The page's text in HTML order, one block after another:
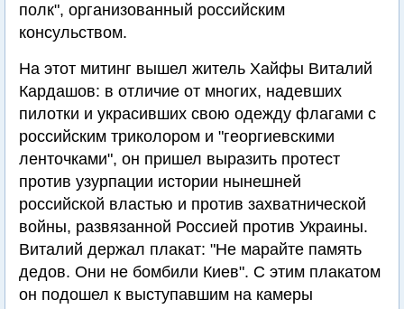
полк", организованный российским
консульством.
На этот митинг вышел житель Хайфы Виталий
Кардашов: в отличие от многих, надевших
пилотки и украсивших свою одежду флагами с
российским триколором и "георгиевскими
ленточками", он пришел выразить протест
против узурпации истории нынешней
российской властью и против захватнической
войны, развязанной Россией против Украины.
Виталий держал плакат: "Не марайте память
дедов. Они не бомбили Киев". С этим плакатом
он подошел к выступавшим на камеры